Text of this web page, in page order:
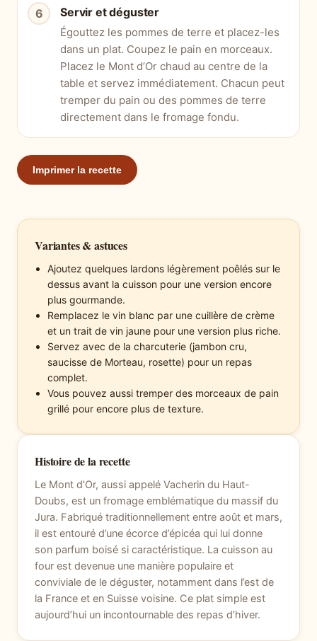
Servir et déguster
Égouttez les pommes de terre et placez-les
dans un plat. Coupez le pain en morceaux.
Placez le Mont d’Or chaud au centre de la
table et servez immédiatement. Chacun peut
tremper du pain ou des pommes de terre
directement dans le fromage fondu.
Imprimer la recette
Variantes & astuces
Ajoutez quelques lardons légèrement poêlés sur le
dessus avant la cuisson pour une version encore
plus gourmande.
Remplacez le vin blanc par une cuillère de crème
et un trait de vin jaune pour une version plus riche.
Servez avec de la charcuterie (jambon cru,
saucisse de Morteau, rosette) pour un repas
complet.
Vous pouvez aussi tremper des morceaux de pain
grillé pour encore plus de texture.
Histoire de la recette
Le Mont d’Or, aussi appelé Vacherin du Haut-
Doubs, est un fromage emblématique du massif du
Jura. Fabriqué traditionnellement entre août et mars,
il est entouré d’une écorce d’épicéa qui lui donne
son parfum boisé si caractéristique. La cuisson au
four est devenue une manière populaire et
conviviale de le déguster, notamment dans l’est de
la France et en Suisse voisine. Ce plat simple est
aujourd’hui un incontournable des repas d’hiver.